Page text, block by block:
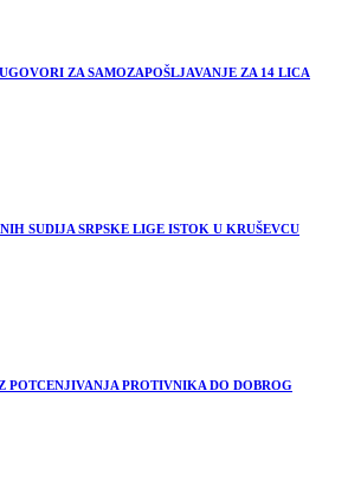
ZA SAMOZAPOŠLJAVANJE ZA 14 LICA
SUDIJA SRPSKE LIGE ISTOK U KRUŠEVCU
POTCENJIVANJA PROTIVNIKA DO DOBROG